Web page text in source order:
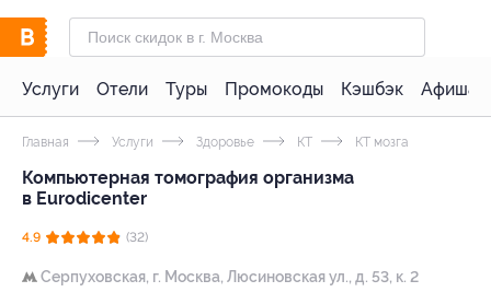
Услуги Отели Туры Промокоды Кэшбэк Афиша
Главная Услуги Здоровье КТ КТ мозга
Компьютерная томография организма
в Eurodicenter
4.9 (32)
Серпуховская, г. Москва, Люсиновская ул., д. 53, к. 2